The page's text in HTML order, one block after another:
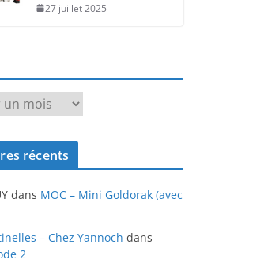
27 juillet 2025
récents
dans MOC – Mini Goldorak (avec
– Chez Yannoch dans
2